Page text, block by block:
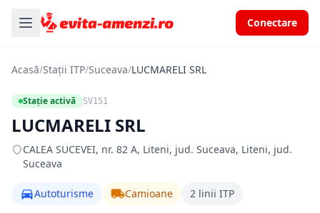
Conectare
Acasă/Stații ITP/Suceava/LUCMARELI SRL
Stație activă SV151
LUCMARELI SRL
CALEA SUCEVEI, nr. 82 A, Liteni, jud. Suceava, Liteni, jud.
Suceava
Autoturisme Camioane 2 linii ITP